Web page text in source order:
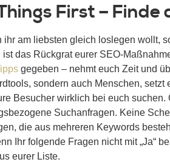
First – Finde
ihr am liebsten gleich loslegen wollt,
ist das Rückgrat eurer SEO-
gegeben – nehmt euch Zeit und
sondern auch Menschen,
Besucher wirklich bei euch
Suchanfragen. Keine
die aus mehreren Keywords
Ihr folgende Fragen nicht mit „Ja“
eurer Liste.